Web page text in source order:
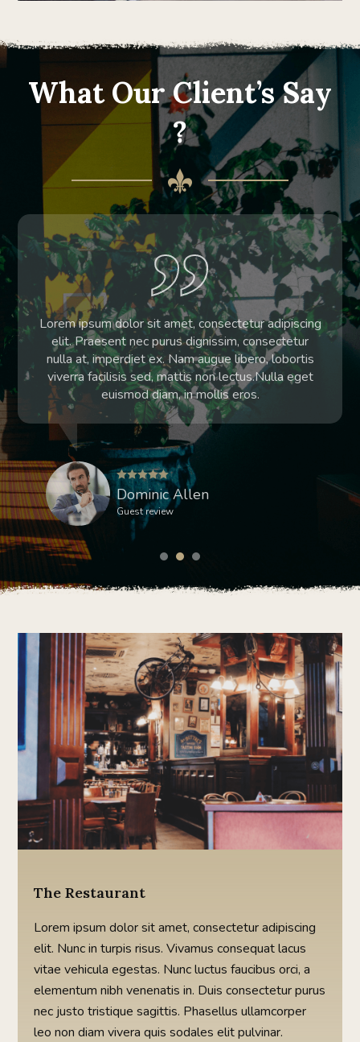
What Our Client’s Say
?
Lorem ipsum dolor sit amet, consectetur adipiscing
elit. Praesent nec purus dignissim, consectetur
nulla at, imperdiet ex. Nam augue libero, lobortis
viverra facilisis sed, mattis non lectus.Nulla eget
euismod diam, in mollis eros.
Dominic Allen
Guest review
The Restaurant
Lorem ipsum dolor sit amet, consectetur adipiscing
elit. Nunc in turpis risus. Vivamus consequat lacus
vitae vehicula egestas. Nunc luctus faucibus orci, a
elementum nibh venenatis in. Duis consectetur purus
nec justo tristique sagittis. Phasellus ullamcorper
leo non diam vivera quis sodales elit pulvinar.